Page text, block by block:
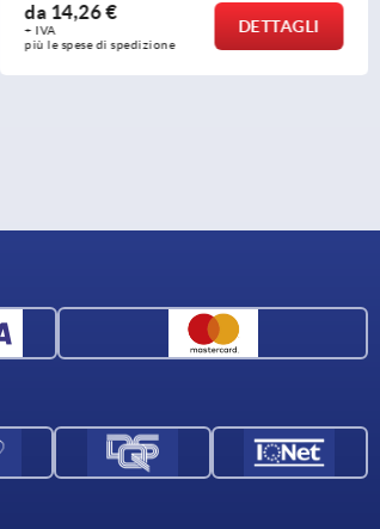
da7,88 €
+ IVA
più le spese di spedizione
DETTAGLI